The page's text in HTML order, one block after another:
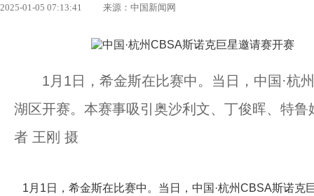
2025-01-05 07:13:41 来源：中国新闻网
1月1日，希金斯在比赛中。当日，中国·杭
湖区开赛。本赛事吸引奥沙利文、丁俊晖、特
者 王刚 摄
1月1日，希金斯在比赛中。当日，中国·杭州CBSA斯诺克